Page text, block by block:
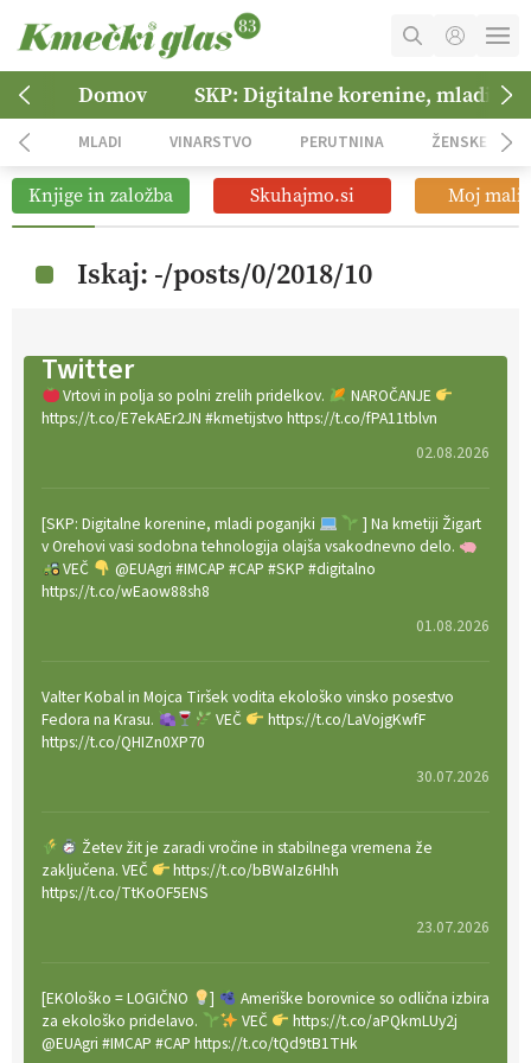
MOJ RAČUN
NAROČITE SE
OGLASNO TRŽENJE
Domov SKP: Digitalne korenine, mladi
MLADI VINARSTVO PERUTNINA ŽENSKE
Knjige in založba Skuhajmo.si Moj mali
Iskaj: -/posts/0/2018/10
Twitter
Vrtovi in polja so polni zrelih pridelkov.
NAROČANJE
https://t.co/E7ekAEr2JN #kmetijstvo https://t.co/fPA11tblvn
02.08.2026
[SKP: Digitalne korenine, mladi poganjki
] Na kmetiji Žigart
v Orehovi vasi sodobna tehnologija olajša vsakodnevno delo.
VEČ
@EUAgri #IMCAP #CAP #SKP #digitalno
https://t.co/wEaow88sh8
01.08.2026
Valter Kobal in Mojca Tiršek vodita ekološko vinsko posestvo
Fedora na Krasu.
VEČ
https://t.co/LaVojgKwfF
https://t.co/QHIZn0XP70
30.07.2026
Žetev žit je zaradi vročine in stabilnega vremena že
zaključena. VEČ
https://t.co/bBWaIz6Hhh
https://t.co/TtKoOF5ENS
23.07.2026
[EKOloško = LOGIČNO ]
Ameriške borovnice so odlična izbira
za ekološko pridelavo.
VEČ
https://t.co/aPQkmLUy2j
@EUAgri #IMCAP #CAP https://t.co/tQd9tB1THk